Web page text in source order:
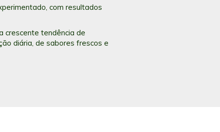
com resultados
crescente tendência de
diária, de sabores frescos e